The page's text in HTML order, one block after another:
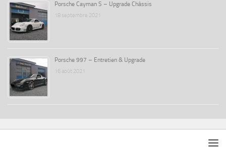
Porsche Cayman S – Upgrade Châssis
18 septembre 2021
Porsche 997 – Entretien & Upgrade
16 août 2021